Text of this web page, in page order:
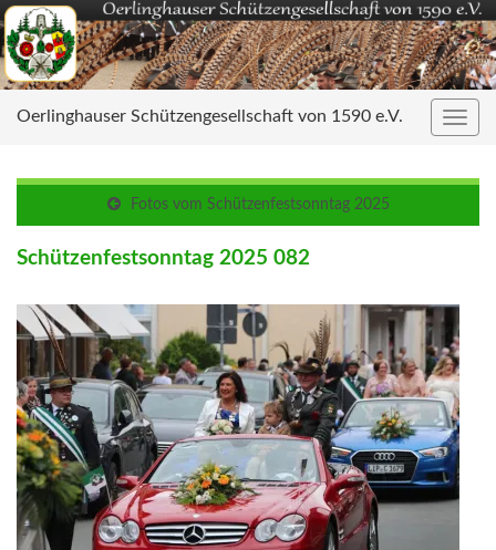
Oerlinghauser Schützengesellschaft von 1590 e.V.
Fotos vom Schützenfestsonntag 2025
Schützenfestsonntag 2025 082